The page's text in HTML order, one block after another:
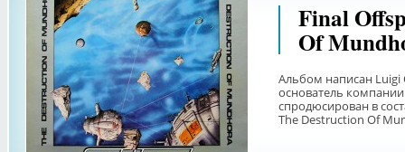
Final
Of
Альбом написан Luigi
основатель
спродюсирован в
The Destruction Of